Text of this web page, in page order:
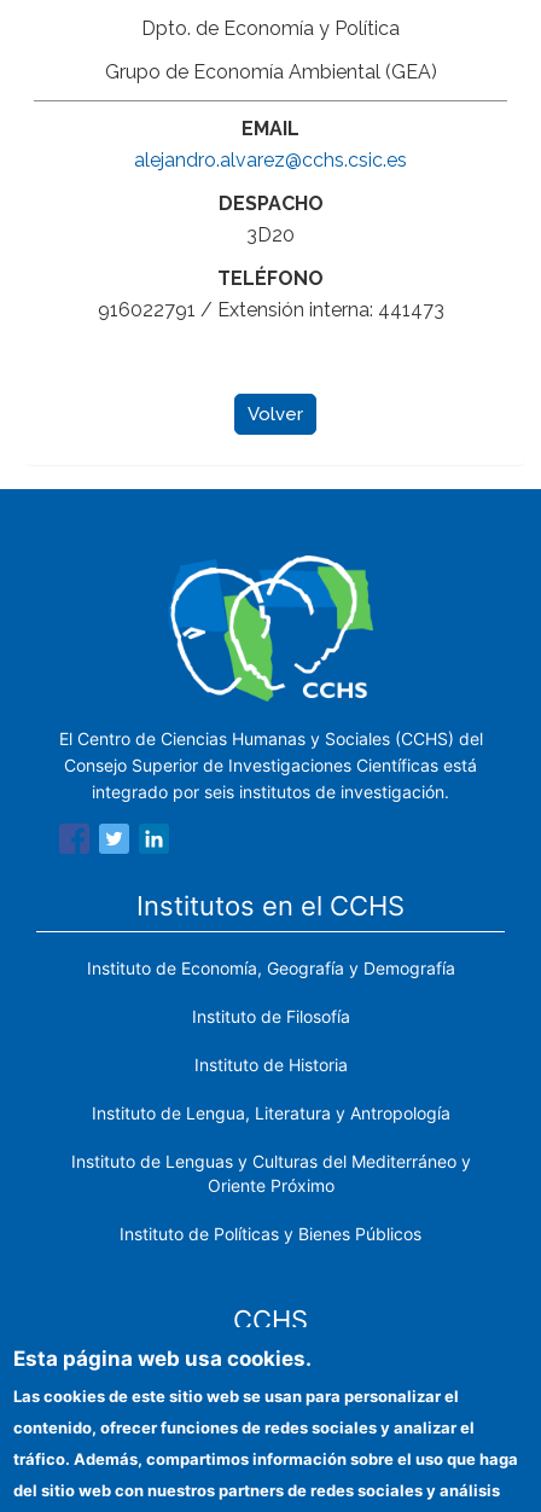
Dpto. de Economía y Política
Grupo de Economía Ambiental (GEA)
EMAIL
alejandro.alvarez@cchs.csic.es
DESPACHO
3D20
TELÉFONO
916022791 / Extensión interna: 441473
Volver
El Centro de Ciencias Humanas y Sociales (CCHS) del
Consejo Superior de Investigaciones Científicas está
integrado por seis institutos de investigación.
Institutos en el CCHS
Instituto de Economía, Geografía y Demografía
Instituto de Filosofía
Instituto de Historia
Instituto de Lengua, Literatura y Antropología
Instituto de Lenguas y Culturas del Mediterráneo y
Oriente Próximo
Instituto de Políticas y Bienes Públicos
CCHS
Identidad institucional
Esta página web usa cookies.
Las cookies de este sitio web se usan para personalizar el
contenido, ofrecer funciones de redes sociales y analizar el
tráfico. Además, compartimos información sobre el uso que haga
del sitio web con nuestros partners de redes sociales y análisis